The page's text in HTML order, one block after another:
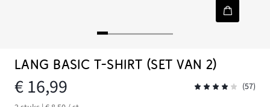
LANG BASIC T-SHIRT (SET VAN 2)
€ 16,99
(57)